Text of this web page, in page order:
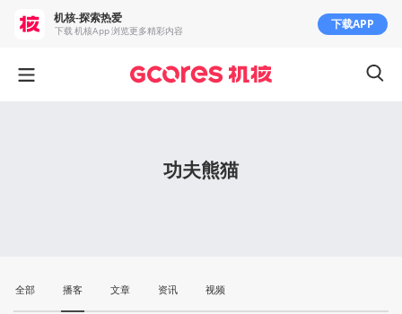
功夫熊猫
全部 播客 文章 资讯 视频
机核-探索热爱
下载 机核App 浏览更多精彩内容 下载APP